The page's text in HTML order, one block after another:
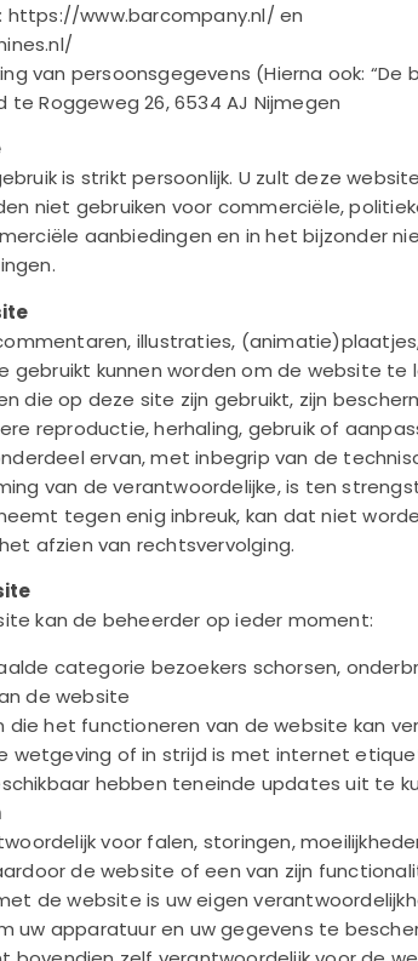
https://www.barcompany.nl/ en
van persoonsgegevens (Hierna ook: “De
Roggeweg 26, 6534 AJ Nijmegen
is strikt persoonlijk. U zult deze
niet gebruiken voor commerciële,
aanbiedingen en in het bijzonder
illustraties,
gebruikt kunnen worden om de website
die op deze site zijn gebruikt, zijn
reproductie, herhaling, gebruik of
ervan, met inbegrip van de
van de verantwoordelijke, is ten
tegen enig inbreuk, kan dat niet
afzien van rechtsvervolging.
kan de beheerder op ieder moment:
categorie bezoekers schorsen,
de website
die het functioneren van de website kan
wetgeving of in strijd is met internet
hebben teneinde updates uit te
voor falen, storingen,
de website of een van zijn
de website is uw eigen
apparatuur en uw gegevens te